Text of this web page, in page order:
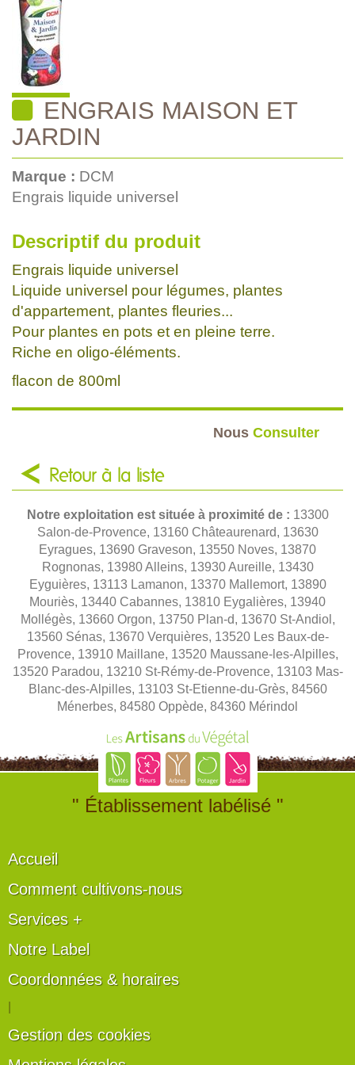
ENGRAIS MAISON ET
JARDIN
Marque : DCM
Engrais liquide universel
Descriptif du produit
Engrais liquide universel
Liquide universel pour légumes, plantes
d'appartement, plantes fleuries...
Pour plantes en pots et en pleine terre.
Riche en oligo-éléments.
flacon de 800ml
Nous Consulter
Retour à la liste
Notre exploitation est située à proximité de : 13300
Salon-de-Provence, 13160 Châteaurenard, 13630
Eyragues, 13690 Graveson, 13550 Noves, 13870
Rognonas, 13980 Alleins, 13930 Aureille, 13430
Eyguières, 13113 Lamanon, 13370 Mallemort, 13890
Mouriès, 13440 Cabannes, 13810 Eygalières, 13940
Mollégès, 13660 Orgon, 13750 Plan-d, 13670 St-Andiol,
13560 Sénas, 13670 Verquières, 13520 Les Baux-de-
Provence, 13910 Maillane, 13520 Maussane-les-Alpilles,
13520 Paradou, 13210 St-Rémy-de-Provence, 13103 Mas-
Blanc-des-Alpilles, 13103 St-Etienne-du-Grès, 84560
Ménerbes, 84580 Oppède, 84360 Mérindol
" Établissement labélisé "
Accueil
Comment cultivons-nous
Services +
Notre Label
Coordonnées & horaires
Gestion des cookies